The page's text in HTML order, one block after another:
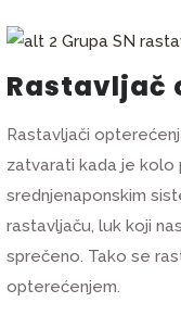
Rastavljač
Rastavljači
zatvarati kada je
srednjenaponskim
rastavljaču, luk koji
sprečeno. Tako se
opterećenjem.